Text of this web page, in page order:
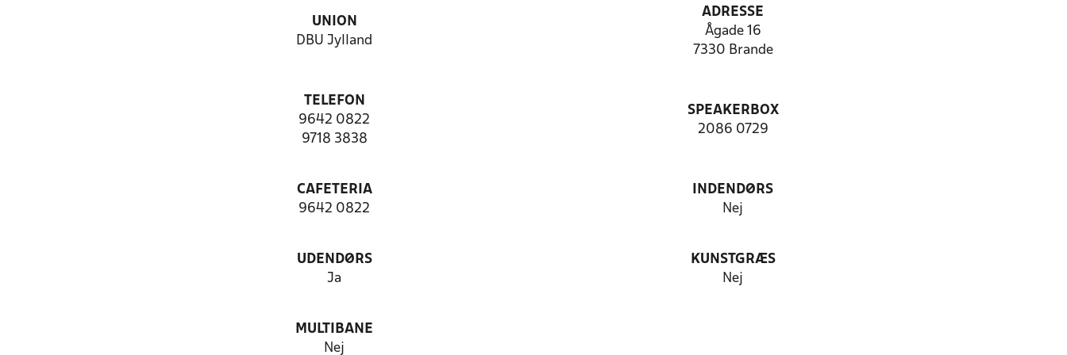
UNION
DBU Jylland
ADRESSE
Ågade 16
7330 Brande
TELEFON
9642 0822
9718 3838
SPEAKERBOX
2086 0729
CAFETERIA
9642 0822
INDENDØRS
Nej
UDENDØRS
Ja
KUNSTGRÆS
Nej
MULTIBANE
Nej